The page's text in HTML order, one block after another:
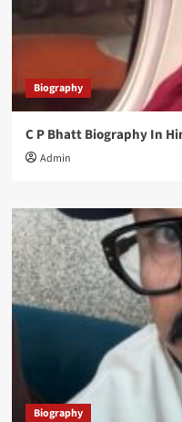
Biography
C P Bhatt Biography In
Admin
Biography